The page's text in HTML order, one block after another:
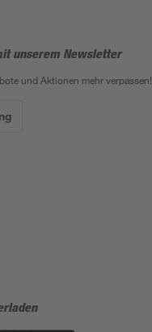
unserem Newsletter
und Aktionen mehr verpassen!